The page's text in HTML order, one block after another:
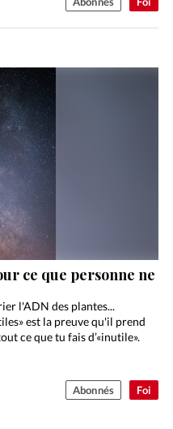
Foi
ce que personne ne
l'ADN des plantes...
est la preuve qu'il prend
ce que tu fais d’«inutile».
Abonnés